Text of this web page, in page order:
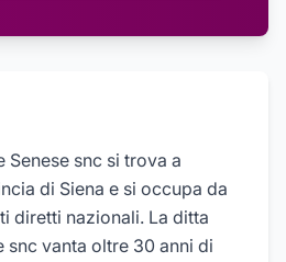
snc si trova a
di Siena e si occupa da
diretti nazionali. La ditta
snc vanta oltre 30 anni di